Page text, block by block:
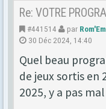
Re: VOTRE
#441514 par
30 Déc 2024, 14:40
Quel beau
de jeux sortis en
2025, y a pas